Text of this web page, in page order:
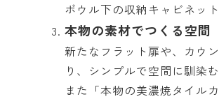
ボウル下の収納キャビネッ
本物の素材でつくる空間
新たなフラット扉や、カウ
り、シンプルで空間に馴染
また「本物の美濃焼タイル